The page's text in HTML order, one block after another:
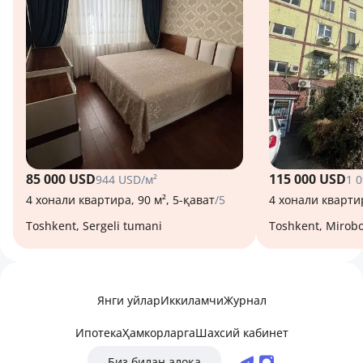
85 000 USD944 USD/м²
4 хонали квартира, 90 м², 5-қават/5
Toshkent, Sergeli tumani
115 000 USD1
4 хонали
Toshkent,
Янги уйларИккиламчиЖурнал
ИпотекаҲамкорларгаШахсий кабинет